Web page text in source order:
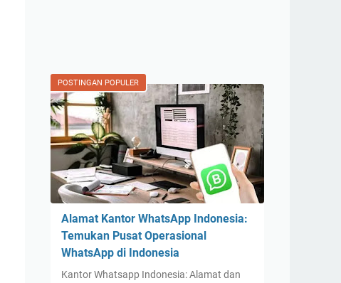
POSTINGAN POPULER
Alamat Kantor WhatsApp Indonesia:
Temukan Pusat Operasional
WhatsApp di Indonesia
Kantor Whatsapp Indonesia: Alamat dan